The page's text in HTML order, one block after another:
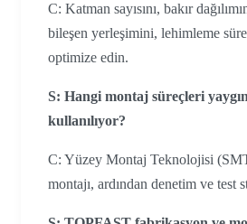
C: Katman sayısını, bakır
bileşen yerleşimini, lehimleme
optimize edin.
S: Hangi montaj süreçleri
kullanılıyor?
C: Yüzey Montaj Teknolojisi
montajı, ardından denetim ve test